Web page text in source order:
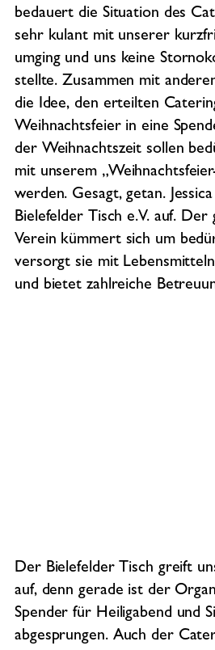
bedauert die Situation des
sehr kulant mit unserer
umging und uns keine
stellte. Zusammen mit
die Idee, den erteilten
Weihnachtsfeier in eine
der Weihnachtszeit sollen
mit unserem
werden. Gesagt, getan.
Bielefelder Tisch e.V. auf. Der
Verein kümmert sich um
versorgt sie mit
und bietet zahlreiche
Der Bielefelder Tisch greift
auf, denn gerade ist der
Spender für Heiligabend und
abgesprungen. Auch der